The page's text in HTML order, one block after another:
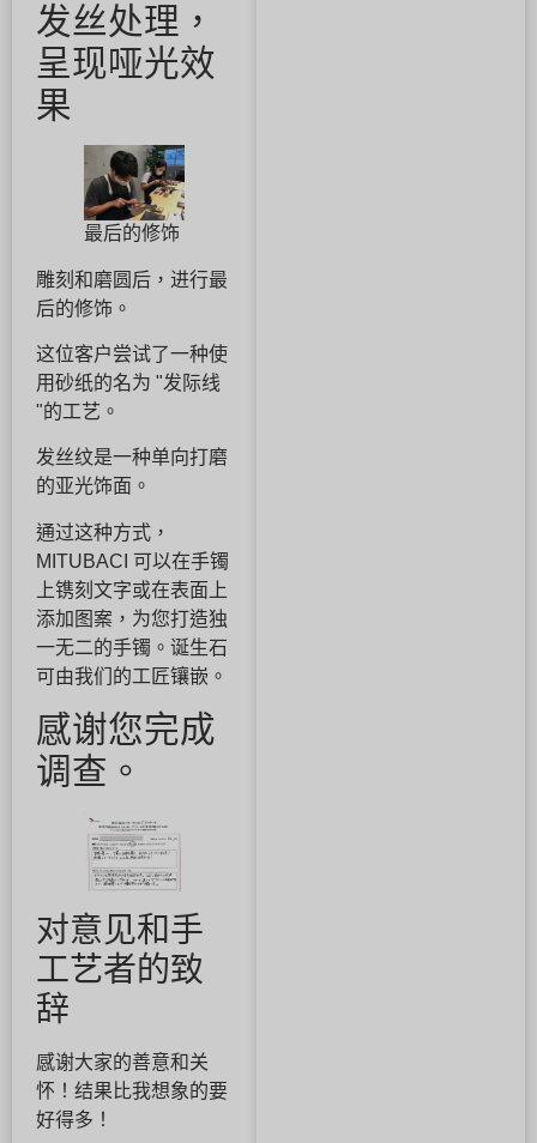
发丝处理，
呈现哑光效
果
最后的修饰
雕刻和磨圆后，进行最
后的修饰。
这位客户尝试了一种使
用砂纸的名为 "发际线
"的工艺。
发丝纹是一种单向打磨
的亚光饰面。
通过这种方式，
MITUBACI 可以在手镯
上镌刻文字或在表面上
添加图案，为您打造独
一无二的手镯。诞生石
可由我们的工匠镶嵌。
感谢您完成
调查。
对意见和手
工艺者的致
辞
感谢大家的善意和关
怀！结果比我想象的要
好得多！